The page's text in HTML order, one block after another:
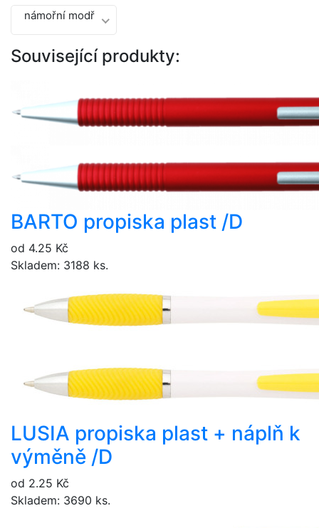
námořní modř
Související produkty:
BARTO propiska plast /D
od 4.25 Kč
Skladem: 3188 ks.
LUSIA propiska plast + náplň k
výměně /D
od 2.25 Kč
Skladem: 3690 ks.